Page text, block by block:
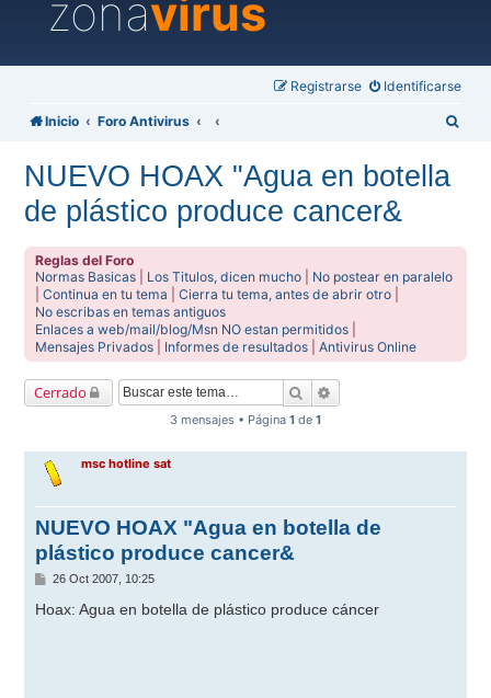
zonavirus
Identificarse
Registrarse
Inicio Foro Antivirus
NUEVO HOAX "Agua en botella
de plástico produce cancer&
Reglas del Foro
Normas Basicas
Los Titulos, dicen mucho
No postear en paralelo
|Continua en tu tema |Cierra tu tema, antes de abrir otro
No escribas en temas antiguos
Enlaces a web/mail/blog/Msn NO estan permitidos
Mensajes Privados
Informes de resultados |Antivirus Online
Cerrado Buscar
3 mensajes • Página 1 de 1
msc hotline sat
NUEVO HOAX "Agua en botella de
plástico produce cancer&
M
n
26 Oct 2007, 10:25
Hoax: Agua en botella de plástico produce cáncer